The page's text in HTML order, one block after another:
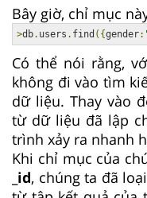
Bây giờ, chỉ mục
>db. users . find ({gender:
Có thể nói rằng,
không đi vào tìm
dữ liệu. Thay vào
từ dữ liệu đã lập
trình xảy ra nhanh
Khi chỉ mục của
_id, chúng ta đã